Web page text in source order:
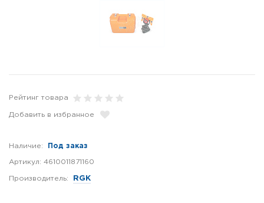
Рейтинг товара
Добавить в избранное
Наличие: Под заказ
Артикул: 4610011871160
Производитель: RGK